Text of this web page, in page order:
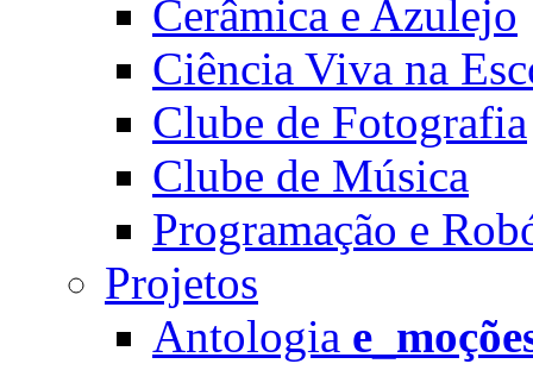
Cerâmica e Azulejo
Ciência Viva na
Clube de Fotografia
Clube de Música
Programação e
Projetos
Antologia